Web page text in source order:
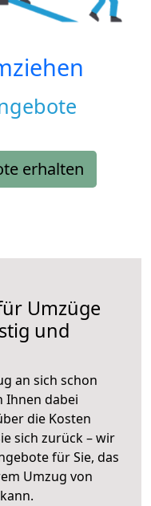
erhalten
Umzüge
und
an sich schon
Ihnen dabei
die Kosten
sich zurück – wir
für Sie, das
Umzug von